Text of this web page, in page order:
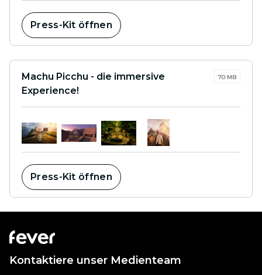
Press-Kit öffnen
Machu Picchu - die immersive
Experience!
70 MB
Press-Kit öffnen
Kontaktiere unser Medienteam